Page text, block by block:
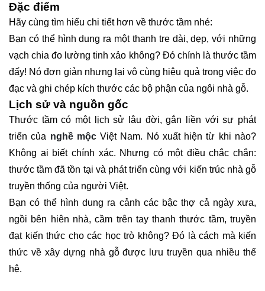
Đặc điểm
Hãy cùng tìm hiểu chi tiết hơn về thước tầm nhé:
Bạn có thể hình dung ra một thanh tre dài, dẹp, với những
vạch chia đo lường tinh xảo không? Đó chính là thước tầm
đấy! Nó đơn giản nhưng lại vô cùng hiệu quả trong việc đo
đạc và ghi chép kích thước các bộ phận của ngôi nhà gỗ.
Lịch sử và nguồn gốc
Thước tầm có một lịch sử lâu đời, gắn liền với sự phát
triển của nghề mộcViệt Nam. Nó xuất hiện từ khi nào?
Không ai biết chính xác. Nhưng có một điều chắc chắn:
thước tầm đã tồn tại và phát triển cùng với kiến trúc nhà gỗ
truyền thống của người Việt.
Bạn có thể hình dung ra cảnh các bậc thợ cả ngày xưa,
ngồi bên hiên nhà, cầm trên tay thanh thước tầm, truyền
đạt kiến thức cho các học trò không? Đó là cách mà kiến
thức về xây dựng nhà gỗ được lưu truyền qua nhiều thế
hệ.